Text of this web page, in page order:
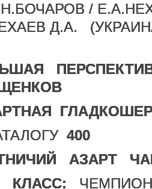
/
Д.А.
400
АЗАРТ
КЛАСС: